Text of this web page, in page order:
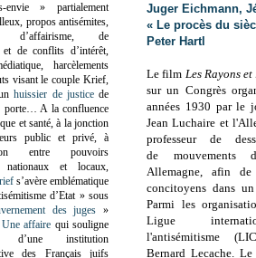
Juger Eichmann,
« Le procès du
Peter Hartl
Le film Les Rayons
sur un Congrès
années 1930 par le
Jean Luchaire et
professeur de
de mouvements
Allemagne, afin de
concitoyens dans
Parmi les
Ligue
l'antisémitisme
Bernard Lecache.
envie » partialement
propos antisémites,
d’affairisme, de
de conflits d’intérêt,
harcèlements
visant le couple Krief,
huissier de justicede
porte… A la confluence
et santé, à la jonction
public et privé, à
entre pouvoirs
nationaux et locaux,
s’avère emblématique
d’Etat » sous
des juges »
Une affaire qui souligne
d’une institution
des Français juifs